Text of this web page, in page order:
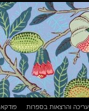
עריכה והרצאות בספרות